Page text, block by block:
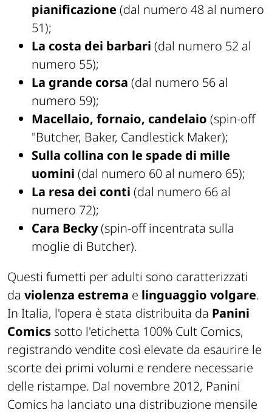
pianificazione (dal numero 48 al numero
51);
La costa dei barbari (dal numero 52 al
numero 55);
La grande corsa (dal numero 56 al
numero 59);
Macellaio, fornaio, candelaio (spin-off
"Butcher, Baker, Candlestick Maker);
Sulla collina con le spade di mille
uomini (dal numero 60 al numero 65);
La resa dei conti (dal numero 66 al
numero 72);
Cara Becky(spin-off incentrata sulla
moglie di Butcher).
Questi fumetti per adulti sono caratterizzati
da violenza estrema e linguaggio volgare.
In Italia, l'opera è stata distribuita da Panini
Comics sotto l'etichetta 100% Cult Comics,
registrando vendite così elevate da esaurire le
scorte dei primi volumi e rendere necessarie
delle ristampe. Dal novembre 2012, Panini
Comics ha lanciato una distribuzione mensile